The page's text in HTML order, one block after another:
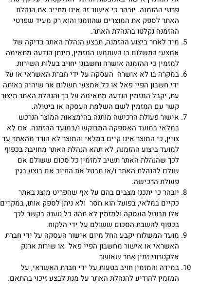
פרטי ההזמנה. יובהר כי אישור זה אינו מחייב את הנהלת
האתר לספק את המוצרים שהוזמנו והוא רק מעיד שפרטי
ההזמנה נקלטו בהנהלת האתר.
מיד לאחר ביצוע ההזמנה, תבצע הנהלת האתר בדיקה של
אמצעי התשלום בו השתמש המזמין, תינתן הודעה מתאימה
למזמין כי ההזמנה אושרה וחשבונו יחויב בעלות השירות.
במקרה בו לא אושרה העסקה על ידי חברת האשראי או על
ידי חשבון הפיי פאל או כל אמצעי תשלום אר שיהיה באותה
עת, יקבל המזמין הודעה מתאימה על כך והנהלת האתר תיצור
קשר עם המזמין לשם השלמת העסקה או ביטולה.
אישור פעולת הרכישה מותנה בהימצאות המוצר הנרכש
במלאי במועד האספקה המבוקש ו/במועד ההזמנה. אם לא
צויין, כי המוצר אינו קיים במלאי והמוצר לא הורד מהאתר עד
למועד ביצוע ההזמנה, לא תהא הנהלת האתר מחויבת בכפוף
לכך שהנהלת האתר תשיב למזמין כל סכום ששולם אם
שולם להנהלת האתר ו/או תבטל את החיוב אם בוצע בגין
פעולת הרכישה.
יובהר כי יתכנו מצבים בהם על אף שהפריט מוצג באתר
כקיים במלאי, בפועל הוא חסר ולא ניתן לספק אותו, במקרים
אלו תבוטל העסקה ולמזמין לא תהה כל טענה בקשר לכך
בכפוף להשבת הסכום ששולם על ידי הלקוח.
מועד המשלוח יקבע החל מיום אישור העסקה על ידי חברת
האשראי או אישור מחשבון הפיי פאל או שירות ארנק
אלקטרוני זמין אחר שאושר.
במידה והמזמין חויב בטעות על ידי חברת האשראי, על
המזמין להודיע להנהלת האתר על מנת לבצע זיכוי בהתאם.